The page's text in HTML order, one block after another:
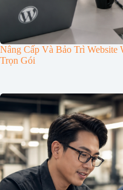
Nâng Cấp Và Bảo Trì
Trọn Gói